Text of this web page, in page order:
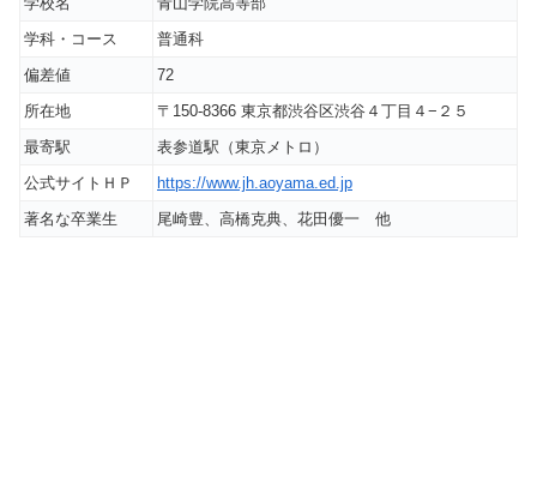
学科・コース
普通科
偏差値
72
所在地
〒150-8366 東京都渋谷区渋谷４丁目４−２５
最寄駅
表参道駅（東京メトロ）
公式サイトＨＰ
https://www.jh.aoyama.ed.jp
著名な卒業生
尾崎豊、高橋克典、花田優一 他